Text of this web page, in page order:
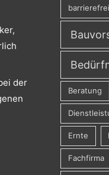
der
barrierefrei
Beratung
Ernte
Fachfirma